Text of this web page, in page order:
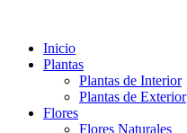
Inicio
Plantas
Plantas de Interior
Plantas de Exterior
Flores
Flores Naturales